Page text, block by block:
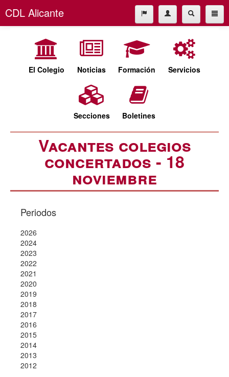
CDL Alicante
Formación
cdl@cdlalicante.org
El Colegio Noticias Formación Servicios
Secciones Boletines
Vacantes colegios
concertados - 18
noviembre
Periodos
2026
2024
2023
2022
2021
2020
2019
2018
2017
2016
2015
2014
2013
2012